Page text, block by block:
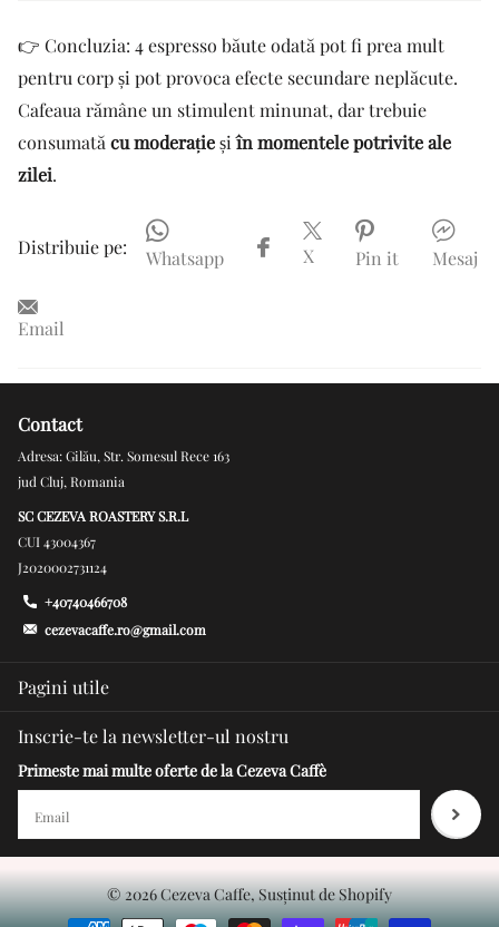
👉 Concluzia: 4 espresso băute odată pot fi prea mult
pentru corp și pot provoca efecte secundare neplăcute.
Cafeaua rămâne un stimulent minunat, dar trebuie
consumatăcu moderațieșiîn momentele potrivite ale
zilei.
Distribuie pe: Whatsapp X Pin it Mesaj
Email
Contact
Adresa: Gilău, Str. Somesul Rece 163
jud Cluj, Romania
SC CEZEVA ROASTERY S.R.L
CUI 43004367
J2020002731124
+40740466708
cezevacaffe.ro@gmail.com
Pagini utile
Inscrie-te la newsletter-ul nostru
Primeste mai multe oferte de la Cezeva Caffè
©2026Cezeva Caffe, Susținut de Shopify